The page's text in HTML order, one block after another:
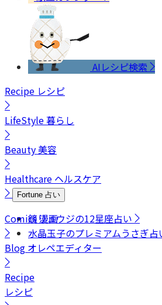
AIレシピ検索
Recipe レシピ
LifeStyle暮らし
Beauty美容
Healthcare ヘルスケア
Fortune 占い
鏡リュウジの12星座占い
水晶玉子のプレミアムうさぎ占
Comics漫画
Blog オレペエディター
Recipe
レシピ